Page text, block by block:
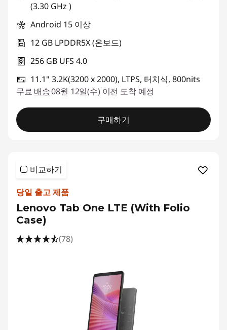
(3.30 GHz )
Android 15 이상
12 GB LPDDR5X (온보드)
256 GB UFS 4.0
11.1" 3.2K(3200 x 2000), LTPS, 터치식, 800nits
무료 배송08월 12일(수) 이전 도착 예정
구매하기
비교하기
당일 출고 제품
Lenovo Tab One LTE (With Folio
Case)
(78)